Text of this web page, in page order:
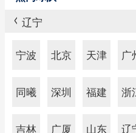
> 辽宁
宁波 北京 天津 广
同曦 深圳 福建 浙
吉林 广厦 山东 辽